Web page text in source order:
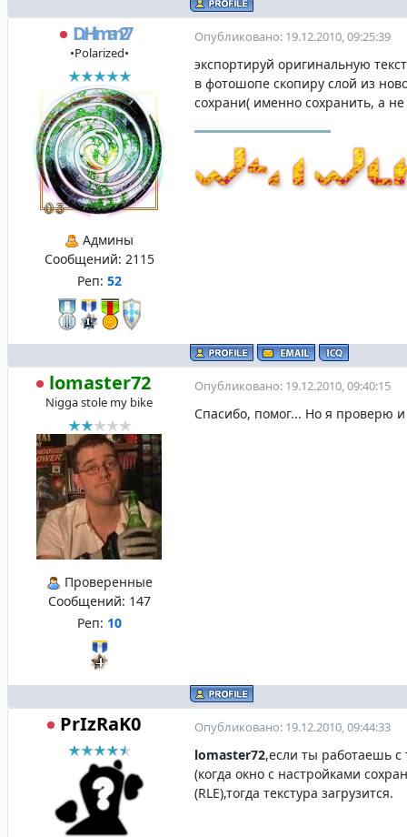
DrHitman27
•Polarized•
Админы
Сообщений: 2115
Реп: 52
Опубликовано: 19.12.2010, 09:25:39
экспортируй оригинальную
в фотошопе скопиру слой из
сохрани( именно сохранить, а не
lomaster72
Nigga stole my bike
Проверенные
Сообщений: 147
Реп: 10
Опубликовано: 19.12.2010, 09:40:15
Спасибо, помог... Но я проверю
PrIzRaK0 Опубликовано: 19.12.2010, 09:44:33
lomaster72,если ты работаешь с
(когда окно с настройками
(RLE),тогда текстура загрузится.